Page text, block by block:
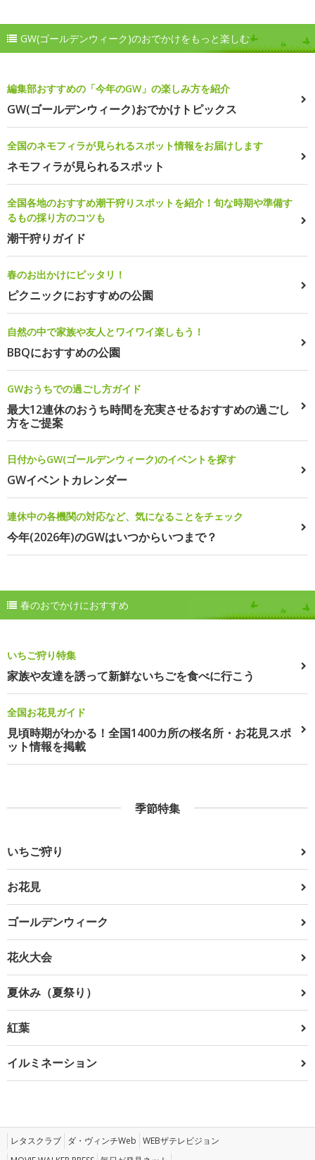
GW(ゴールデンウィーク)のおでかけをもっと楽しむ
編集部おすすめの「今年のGW」の楽しみ方を紹介
GW(ゴールデンウィーク)おでかけトピックス
全国のネモフィラが見られるスポット情報をお届けします
ネモフィラが見られるスポット
全国各地のおすすめ潮干狩りスポットを紹介！旬な時期や準備す
るもの採り方のコツも
潮干狩りガイド
春のお出かけにピッタリ！
ピクニックにおすすめの公園
自然の中で家族や友人とワイワイ楽しもう！
BBQにおすすめの公園
GWおうちでの過ごし方ガイド
最大12連休のおうち時間を充実させるおすすめの過ごし
方をご提案
日付からGW(ゴールデンウィーク)のイベントを探す
GWイベントカレンダー
連休中の各機関の対応など、気になることをチェック
今年(2026年)のGWはいつからいつまで？
春のおでかけにおすすめ
いちご狩り特集
家族や友達を誘って新鮮ないちごを食べに行こう
全国お花見ガイド
見頃時期がわかる！全国1400カ所の桜名所・お花見スポ
ット情報を掲載
季節特集
いちご狩り
お花見
ゴールデンウィーク
花火大会
夏休み（夏祭り）
紅葉
イルミネーション
レタスクラブ ダ・ヴィンチWeb WEBザテレビジョン